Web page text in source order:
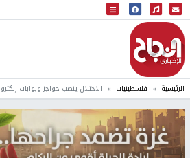
البث المباشر
إذاعة النجاح
الرئيسية فلسطينيات الاحتلال ينصب حواجز وبوابات